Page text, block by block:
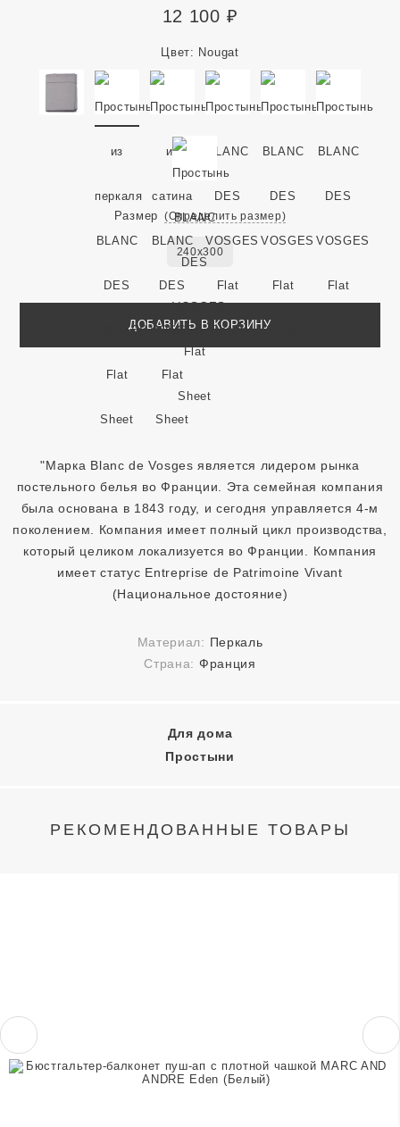
12 100 ₽
Цвет: Nougat
Размер (Определить размер)
240x300
ДОБАВИТЬ В КОРЗИНУ
"Марка Blanc de Vosges является лидером рынка
постельного белья во Франции. Эта семейная компания
была основана в 1843 году, и сегодня управляется 4-м
поколением. Компания имеет полный цикл производства,
который целиком локализуется во Франции. Компания
имеет статус Entreprise de Patrimoine Vivant
(Национальное достояние)
Материал: Перкаль
Страна: Франция
Для дома
Простыни
РЕКОМЕНДОВАННЫЕ ТОВАРЫ